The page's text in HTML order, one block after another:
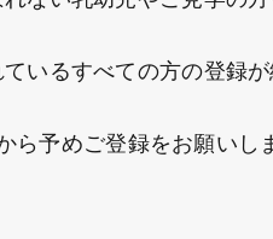
いるすべての方の登録が
ら予めご登録をお願いし